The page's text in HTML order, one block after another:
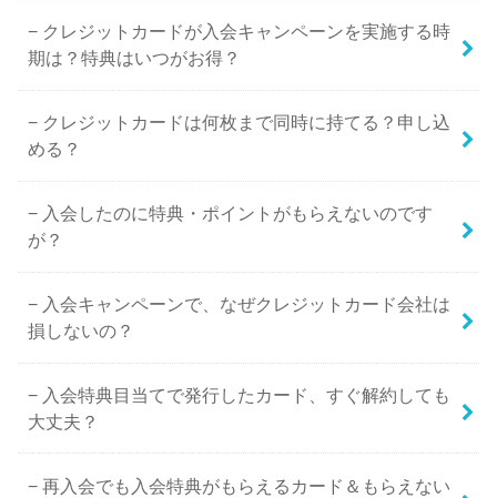
クレジットカードが入会キャンペーンを実施する時
期は？特典はいつがお得？
クレジットカードは何枚まで同時に持てる？申し込
める？
入会したのに特典・ポイントがもらえないのです
が？
入会キャンペーンで、なぜクレジットカード会社は
損しないの？
入会特典目当てで発行したカード、すぐ解約しても
大丈夫？
再入会でも入会特典がもらえるカード＆もらえない